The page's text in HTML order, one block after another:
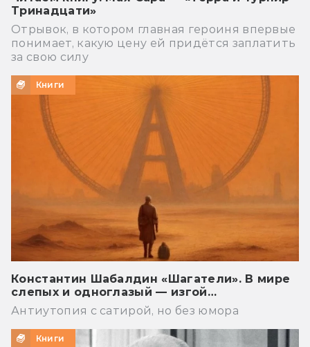
Тринадцати»
Отрывок, в котором главная героиня впервые
понимает, какую цену ей придётся заплатить
за свою силу
Книги
Константин Шабалдин «Шагатели». В мире
слепых и одноглазый — изгой…
Антиутопия с сатирой, но без юмора
Книги